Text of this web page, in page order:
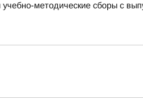
методические сборы с